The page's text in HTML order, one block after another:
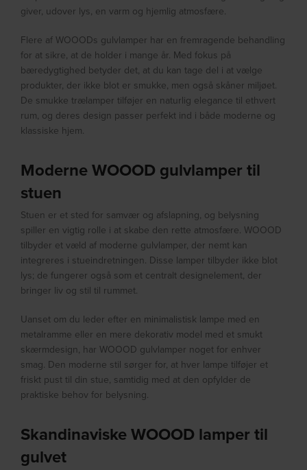
giver, udover lys, en varm og hjemlig atmosfære.
Flere af WOOODs gulvlamper har en fremragende behandling
for at sikre, at de holder i mange år. Med fokus på
bæredygtighed betyder det, at du kan tage del i at vælge
produkter, der ikke blot er smukke, men også skåner miljøet.
De smukke trælamper tilføjer en naturlig elegance til ethvert
rum, og deres design passer perfekt ind i både moderne og
klassiske hjem.
Moderne WOOOD gulvlamper til
stuen
Stuen er et sted for samvær og afslapning, og belysning
spiller en vigtig rolle i at skabe den rette atmosfære. WOOOD
tilbyder et væld af moderne gulvlamper, der nemt kan
integreres i stueindretningen. Disse lamper tilbyder ikke blot
lys; de fungerer også som et centralt designelement, der
bringer liv og stil til rummet.
Uanset om du leder efter en minimalistisk lampe med en
metalramme eller en mere dekorativ model med et smukt
skærmdesign, har WOOOD gulvlamper noget for enhver
smag. Den moderne stil sørger for, at hver lampe tilføjer et
friskt pust til din stue, samtidig med at den opfylder de
praktiske behov for belysning.
Skandinaviske WOOOD lamper til
gulvet